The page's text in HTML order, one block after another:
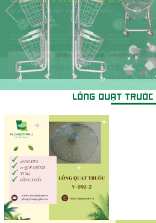
HƯNG MỸ PHÚ – NHẬN SƠN TĨNH ĐIỆN
THÀNH PHẨM
LỒNG QUẠT